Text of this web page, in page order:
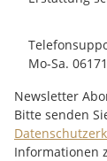
Mo-Sa.
Newsletter
Bitte senden
Informationen